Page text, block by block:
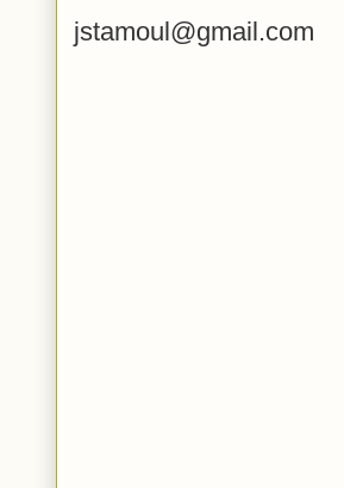
jstamoul@gmail.com